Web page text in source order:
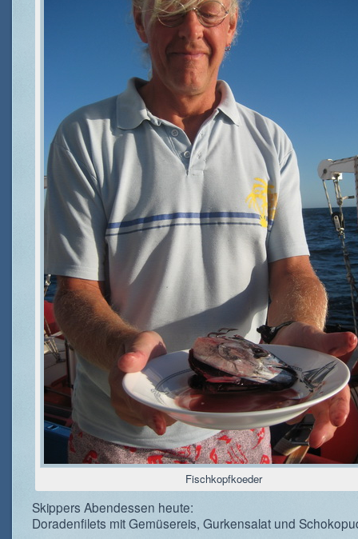
Fischkopfkoeder
Skippers Abendessen heute:
Doradenfilets mit Gemüsereis, Gurkensalat und